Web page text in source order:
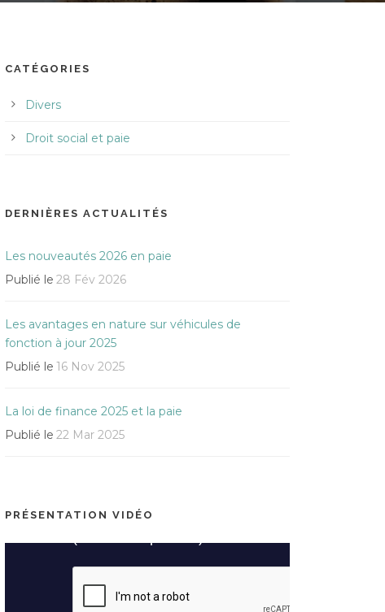
CATÉGORIES
Divers
Droit social et paie
DERNIÈRES ACTUALITÉS
Les nouveautés 2026 en paie
Publié le 28 Fév 2026
Les avantages en nature sur véhicules de
fonction à jour 2025
Publié le 16 Nov 2025
La loi de finance 2025 et la paie
Publié le 22 Mar 2025
PRÉSENTATION VIDÉO